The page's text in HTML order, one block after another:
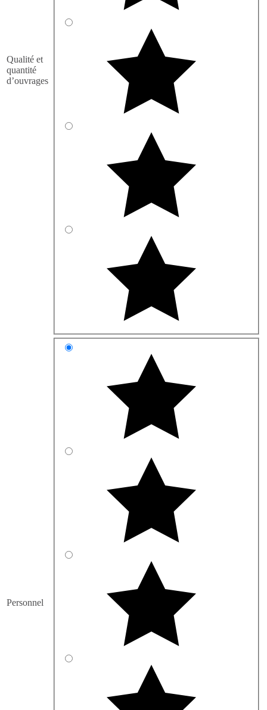
Qualité et
quantité
d’ouvrages
Personnel